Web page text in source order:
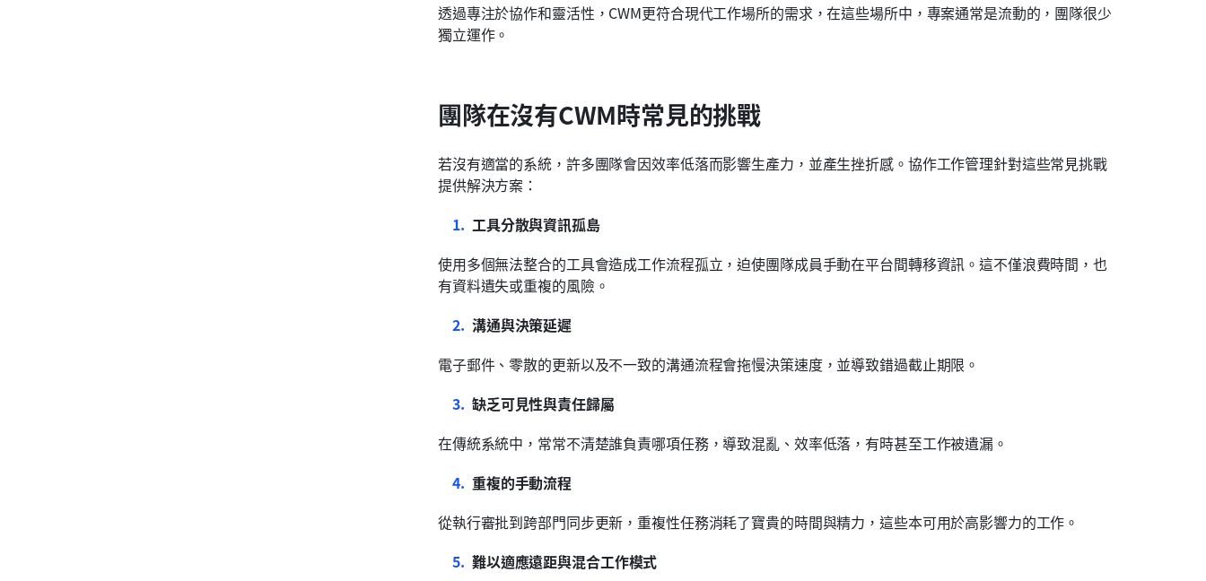
透過專注於協作和靈活性，CWM更符合現代工作場所的需求，在這些場所中，專案通常是流動的，團隊很少
獨立運作。
團隊在沒有CWM時常見的挑戰
若沒有適當的系統，許多團隊會因效率低落而影響生產力，並產生挫折感。協作工作管理針對這些常見挑戰
提供解決方案：
工具分散與資訊孤島
使用多個無法整合的工具會造成工作流程孤立，迫使團隊成員手動在平台間轉移資訊。這不僅浪費時間，也
有資料遺失或重複的風險。
溝通與決策延遲
電子郵件、零散的更新以及不一致的溝通流程會拖慢決策速度，並導致錯過截止期限。
缺乏可見性與責任歸屬
在傳統系統中，常常不清楚誰負責哪項任務，導致混亂、效率低落，有時甚至工作被遺漏。
重複的手動流程
從執行審批到跨部門同步更新，重複性任務消耗了寶貴的時間與精力，這些本可用於高影響力的工作。
難以適應遠距與混合工作模式